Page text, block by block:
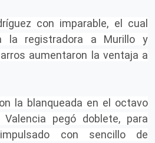
con imparable, el cual
la registradora a Murillo y
aumentaron la ventaja a
la blanqueada en el octavo
pegó doblete, para
con sencillo de